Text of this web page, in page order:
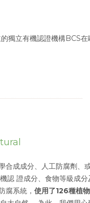
獨立有機認證機構BCS
合成成分、人工防腐劑、
認 證成分、食物等級成
腐系統， 使用了126種植物